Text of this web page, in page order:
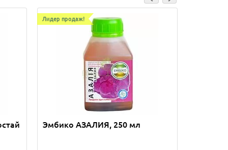
Лидер продаж!
Эмбико АЗАЛИЯ, 250 мл